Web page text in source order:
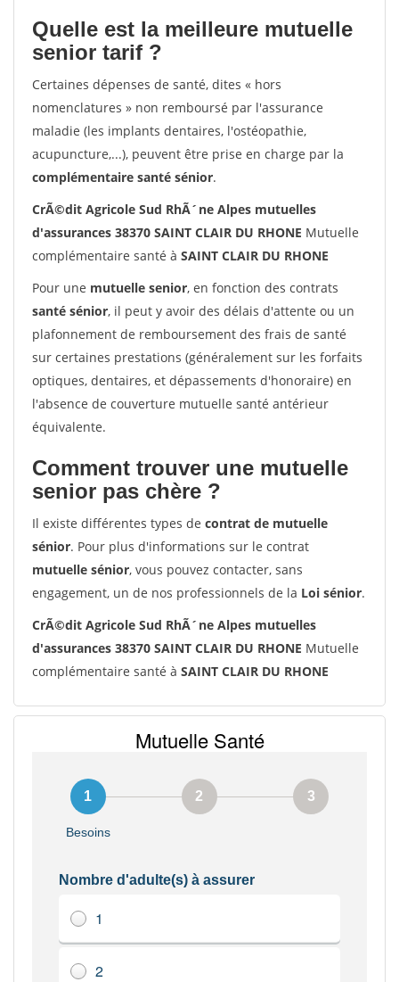
Quelle est la meilleure mutuelle
senior tarif ?
Certaines dépenses de santé, dites « hors
nomenclatures » non remboursé par l'assurance
maladie (les implants dentaires, l'ostéopathie,
acupuncture,...), peuvent être prise en charge par la
complémentaire santé sénior.
CrÃ©dit Agricole Sud RhÃ´ne Alpes mutuelles
d'assurances 38370 SAINT CLAIR DU RHONE Mutuelle
complémentaire santé à SAINT CLAIR DU RHONE
Pour une mutuelle senior, en fonction des contrats
santé sénior, il peut y avoir des délais d'attente ou un
plafonnement de remboursement des frais de santé
sur certaines prestations (généralement sur les forfaits
optiques, dentaires, et dépassements d'honoraire) en
l'absence de couverture mutuelle santé antérieur
équivalente.
Comment trouver une mutuelle
senior pas chère ?
Il existe différentes types de contrat de mutuelle
sénior. Pour plus d'informations sur le contrat
mutuelle sénior, vous pouvez contacter, sans
engagement, un de nos professionnels de la Loi sénior.
CrÃ©dit Agricole Sud RhÃ´ne Alpes mutuelles
d'assurances 38370 SAINT CLAIR DU RHONE Mutuelle
complémentaire santé à SAINT CLAIR DU RHONE